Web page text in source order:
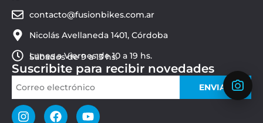
contacto@fusionbikes.com.ar
Nicolás Avellaneda 1401, Córdoba
Lunes a Viernes de 10 a 19 hs.
Sábados de 9 a 13 hs.
Suscribite para recibir novedades
ENVIAR